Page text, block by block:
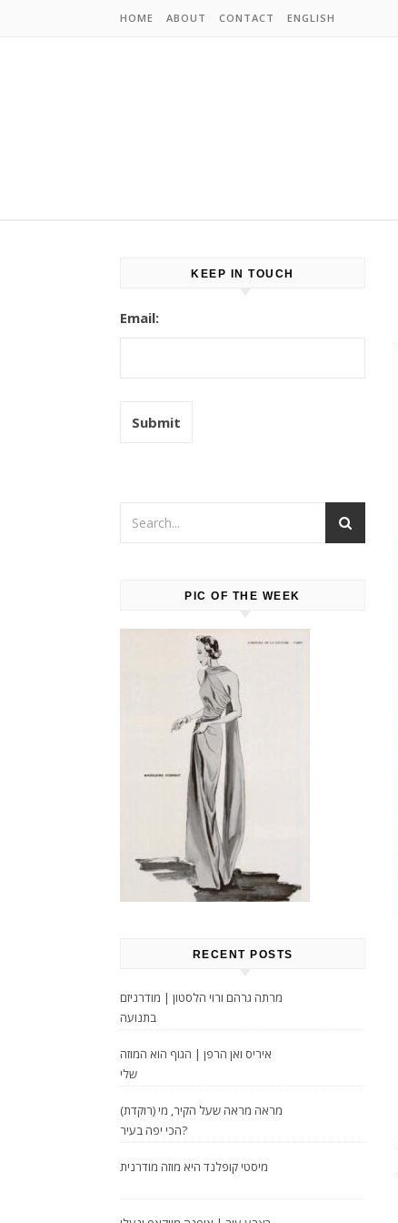
HOME ABOUT CONTACT ENGLISH
KEEP IN TOUCH
Email:
PIC OF THE WEEK
RECENT POSTS
מרתה גרהם ורוי הלסטון | מודרניזם
בתנועה
איריס ואן הרפן | הגוף הוא המוזה
שלי
מראה מראה שעל הקיר, מי (רוקדת)
הכי יפה בעיר?
מיסטי קופלנד היא מוזה מודרנית